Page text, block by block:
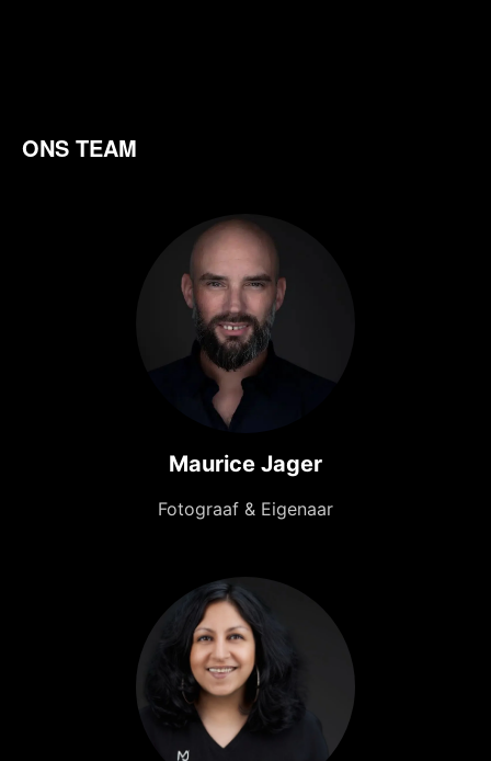
ONS TEAM
Maurice Jager
Fotograaf & Eigenaar